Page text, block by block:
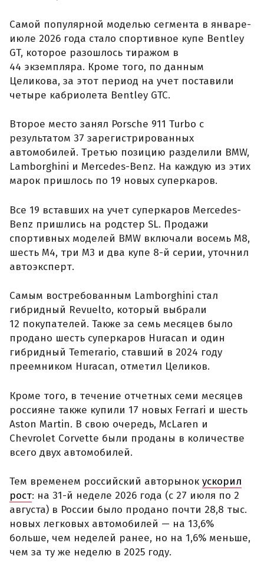
Самой популярной моделью сегмента в январе-
июле 2026 года стало спортивное купе Bentley
GT, которое разошлось тиражом в
44 экземпляра. Кроме того, по данным
Целикова, за этот период на учет поставили
четыре кабриолета Bentley GTC.
Второе место занял Porsche 911 Turbo с
результатом 37 зарегистрированных
автомобилей. Третью позицию разделили BMW,
Lamborghini и Mercedes-Benz. На каждую из этих
марок пришлось по 19 новых суперкаров.
Все 19 вставших на учет суперкаров Mercedes-
Benz пришлись на родстер SL. Продажи
спортивных моделей BMW включали восемь M8,
шесть M4, три M3 и два купе 8-й серии, уточнил
автоэксперт.
Самым востребованным Lamborghini стал
гибридный Revuelto, который выбрали
12 покупателей. Также за семь месяцев было
продано шесть суперкаров Huracan и один
гибридный Temerario, ставший в 2024 году
преемником Huracan, отметил Целиков.
Кроме того, в течение отчетных семи месяцев
россияне также купили 17 новых Ferrari и шесть
Aston Martin. В свою очередь, McLaren и
Chevrolet Corvette были проданы в количестве
всего двух автомобилей.
Тем временем российский авторынок ускорил
рост: на 31-й неделе 2026 года (с 27 июля по 2
августа) в России было продано почти 28,8 тыс.
новых легковых автомобилей — на 13,6%
больше, чем неделей ранее, но на 1,6% меньше,
чем за ту же неделю в 2025 году.